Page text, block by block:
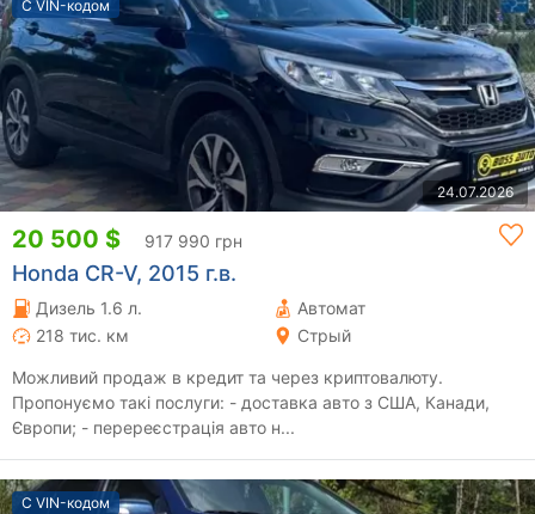
С VIN-кодом
24.07.2026
20 500 $ 917 990 грн
Honda CR-V, 2015 г.в.
Дизель 1.6 л.
Автомат
218 тис. км
Стрый
Можливий продаж в кредит та через криптовалюту.
Пропонуємо такі послуги: - доставка авто з США, Канади,
Європи; - перереєстрація авто н...
С VIN-кодом